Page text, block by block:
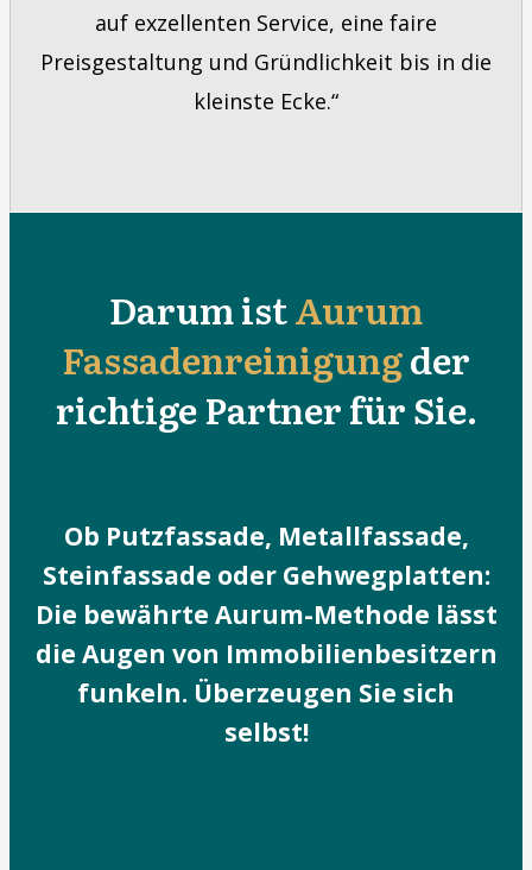
auf exzellenten Service, eine faire
Preisgestaltung und Gründlichkeit bis in die
kleinste Ecke.“
Darum istAurum
Fassadenreinigungder
richtige Partner für Sie.
Ob Putzfassade, Metallfassade,
Steinfassade oder Gehwegplatten:
Die bewährte Aurum-Methode lässt
die Augen von Immobilienbesitzern
funkeln. Überzeugen Sie sich
selbst!